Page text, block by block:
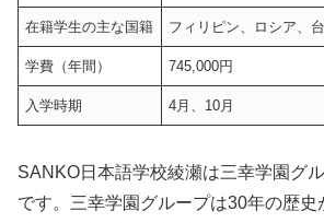
在籍学生の主な国籍 フィリピン、ロシア、
学費（年間） 745,000円
入学時期 4月、10月
SANKO日本語学校綾瀬は三幸学園グ
です。三幸学園グループは30年の歴史